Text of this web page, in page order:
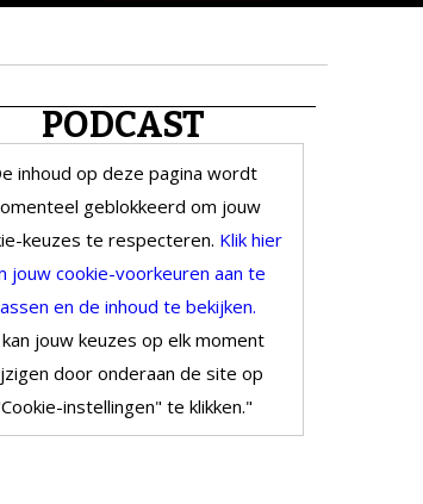
PODCAST
inhoud op deze pagina wordt
geblokkeerd om jouw
keuzes te respecteren. Klik hier
jouw cookie-voorkeuren aan te
en de inhoud te bekijken.
kan jouw keuzes op elk moment
door onderaan de site op
instellingen" te klikken."